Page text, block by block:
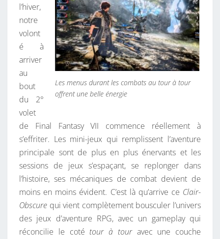
É
G
I
M
E
Les menus durant les combats au tour à tour
offrent une belle énergie
l’hiver,
notre
volont
é à
arriver
au
bout
du 2°
volet
de Final Fantasy VII commence réellement à
s’effriter. Les mini-jeux qui remplissent l’aventure
principale sont de plus en plus énervants et les
sessions de jeux s’espaçant, se replonger dans
l’histoire, ses mécaniques de combat devient de
moins en moins évident. C’est là qu’arrive ce Clair-
Obscure qui vient complètement bousculer l’univers
des jeux d’aventure RPG, avec un gameplay qui
réconcilie le coté tour à touravec une couche